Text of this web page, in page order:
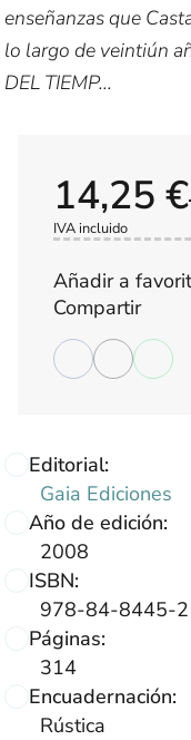
enseñanzas que
lo largo de veintiún
DEL TIEMP...
Editorial:
Gaia Ediciones
Año de edición:
2008
ISBN:
978-84-8445-
Páginas:
314
Encuadernación:
Rústica
14,25 €
IVA incluido
Añadir a
Compartir